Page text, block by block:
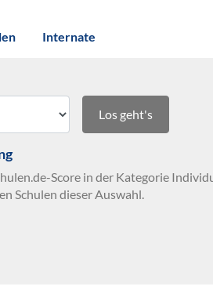
Internate
Los geht's
Score in der Kategorie
Schulen dieser Auswahl.